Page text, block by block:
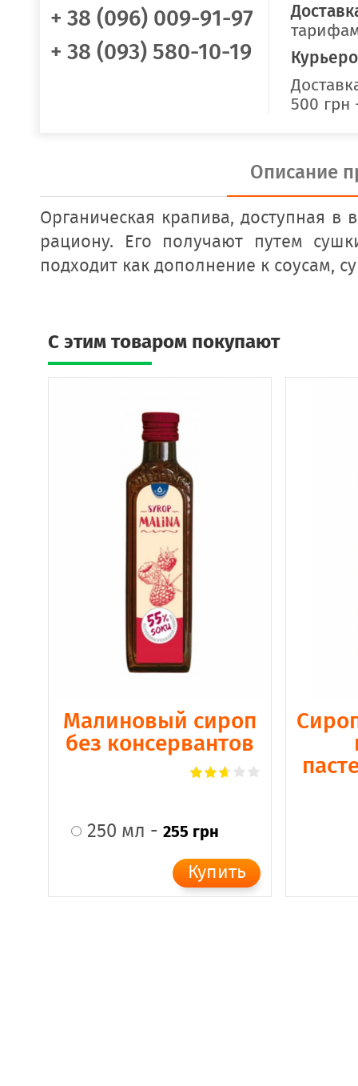
+ 38 (096) 009-91-97
+ 38 (093) 580-10-19
500
Описание
Органическая крапива, доступная
рациону. Его получают путем
подходит как дополнение к соусам,
C этим товаром покупают
Малиновый сироп
без консервантов
250 мл - 255 грн